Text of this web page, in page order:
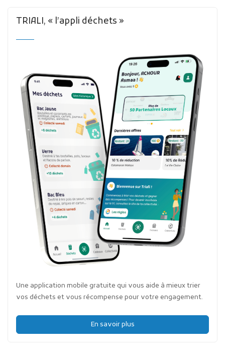
TRIALI, « l’appli déchets »
Une application mobile gratuite qui vous aide à mieux trier
vos déchets et vous récompense pour votre engagement.
En savoir plus